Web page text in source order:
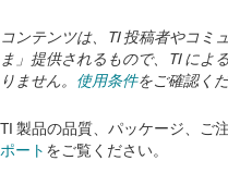
コンテンツは、TI 投稿者やコミ
ま」提供されるもので、TI によ
りません。 使用条件をご確認くだ
TI 製品の品質、パッケージ、ご
ポート をご覧ください。